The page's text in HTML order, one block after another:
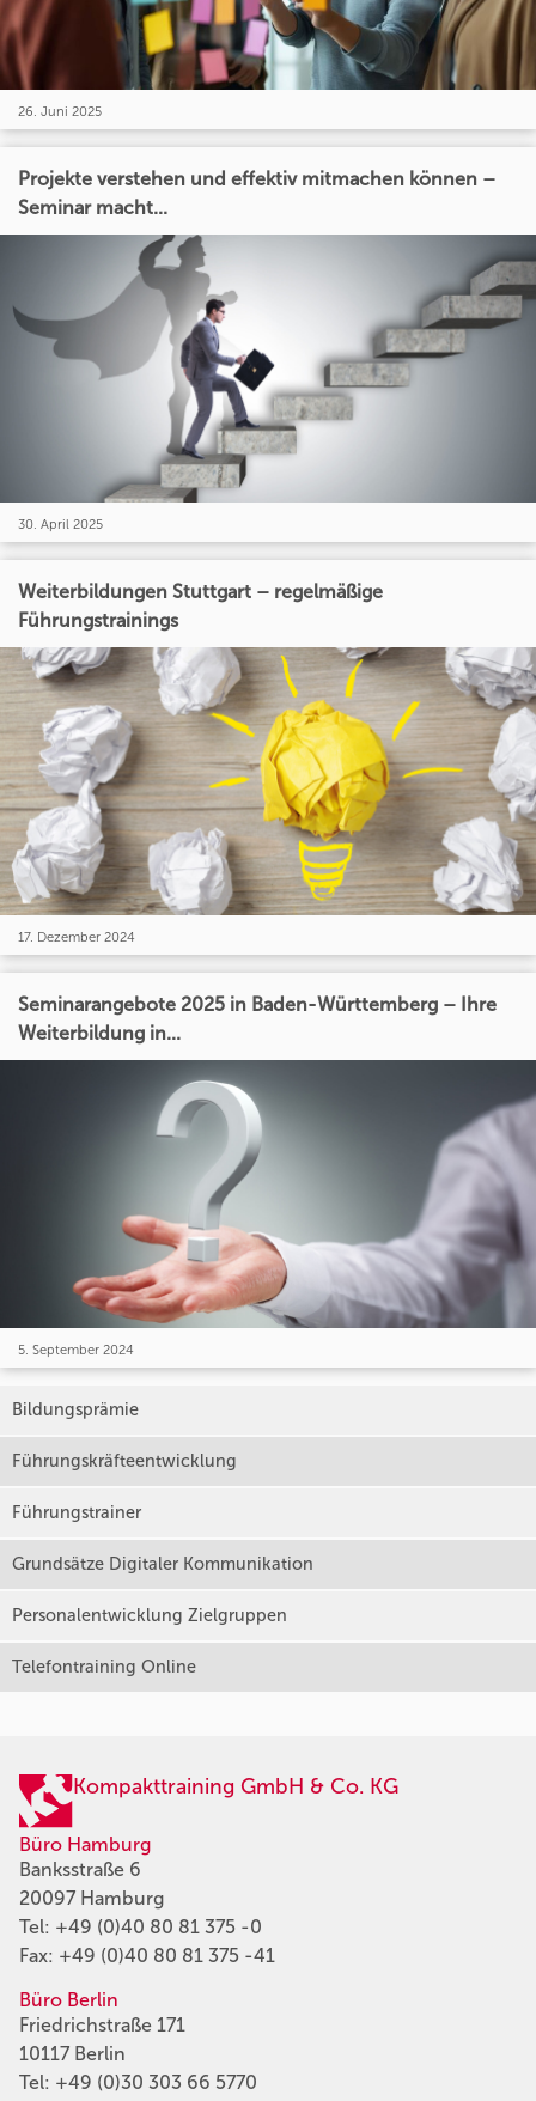
26. Juni 2025
Projekte verstehen und effektiv mitmachen können –
Seminar macht...
30. April 2025
Weiterbildungen Stuttgart – regelmäßige
Führungstrainings
17. Dezember 2024
Seminarangebote 2025 in Baden-Württemberg – Ihre
Weiterbildung in...
5. September 2024
Bildungsprämie
Führungskräfteentwicklung
Führungstrainer
Grundsätze Digitaler Kommunikation
Personalentwicklung Zielgruppen
Telefontraining Online
Kompakttraining GmbH & Co. KG
Büro Hamburg
Banksstraße 6
20097 Hamburg
Tel: +49 (0)40 80 81 375 -0
Fax: +49 (0)40 80 81 375 -41
Büro Berlin
Friedrichstraße 171
10117 Berlin
Tel: +49 (0)30 303 66 5770